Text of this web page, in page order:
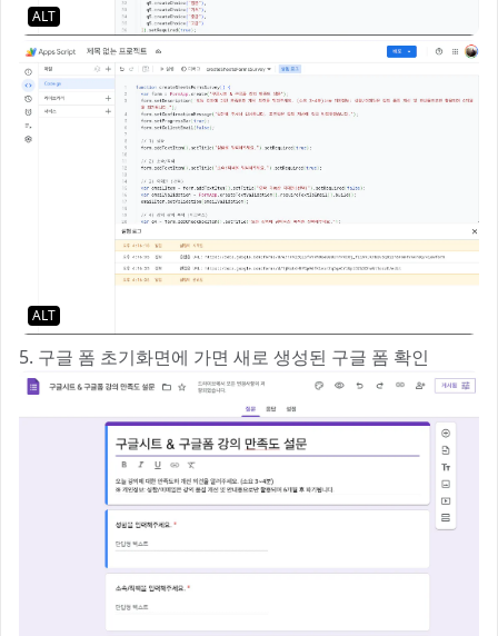
ALT
ALT
5. 구글 폼 초기화면에 가면 새로 생성된 구글 폼 확인